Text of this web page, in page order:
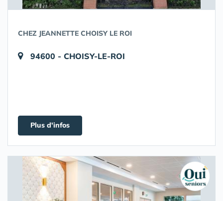
CHEZ JEANNETTE CHOISY LE ROI
94600 - CHOISY-LE-ROI
Plus d'infos